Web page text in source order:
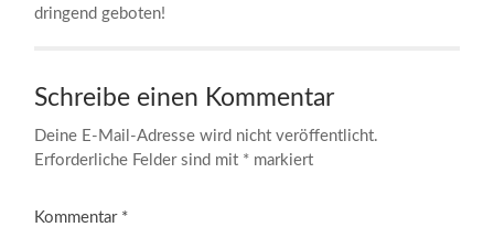
dringend geboten!
Schreibe einen Kommentar
Deine E-Mail-Adresse wird nicht veröffentlicht.
Erforderliche Felder sind mit * markiert
Kommentar *